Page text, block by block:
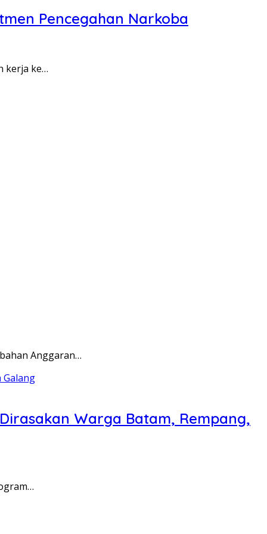
Pencegahan Narkoba
kerja ke…
Anggaran…
Warga Batam, Rempang,